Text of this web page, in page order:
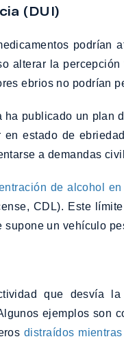
(DUI)
podrían
alterar la
ebrios no podrían
publicado un
en estado de
a demandas
de alcohol
CDL). Este
un vehículo
que desvía
ejemplos son
distraídos